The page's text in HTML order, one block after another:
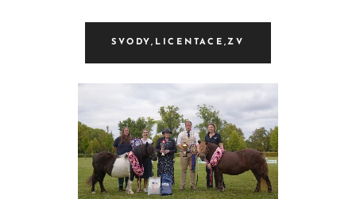
SVODY,LICENTACE,ZV